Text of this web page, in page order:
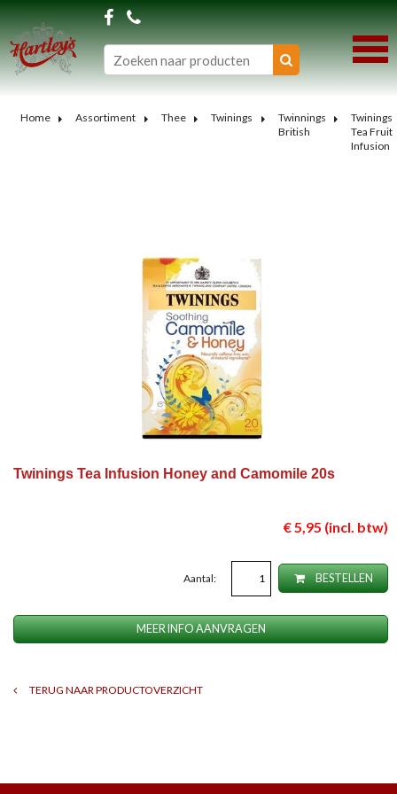
Home Assortiment Thee Twinings
Twinnings
British
Twinings
Tea Fruit
Infusion
Twinings Tea Infusion Honey and Camomile 20s
€ 5,95 (incl. btw)
Aantal: BESTELLEN
MEER INFO AANVRAGEN
TERUG NAAR PRODUCTOVERZICHT